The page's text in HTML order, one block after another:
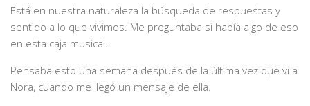
Está en nuestra naturaleza la búsqueda de respuestas y
sentido a lo que vivimos. Me preguntaba si había algo de eso
en esta caja musical.
Pensaba esto una semana después de la última vez que vi a
Nora, cuando me llegó un mensaje de ella.